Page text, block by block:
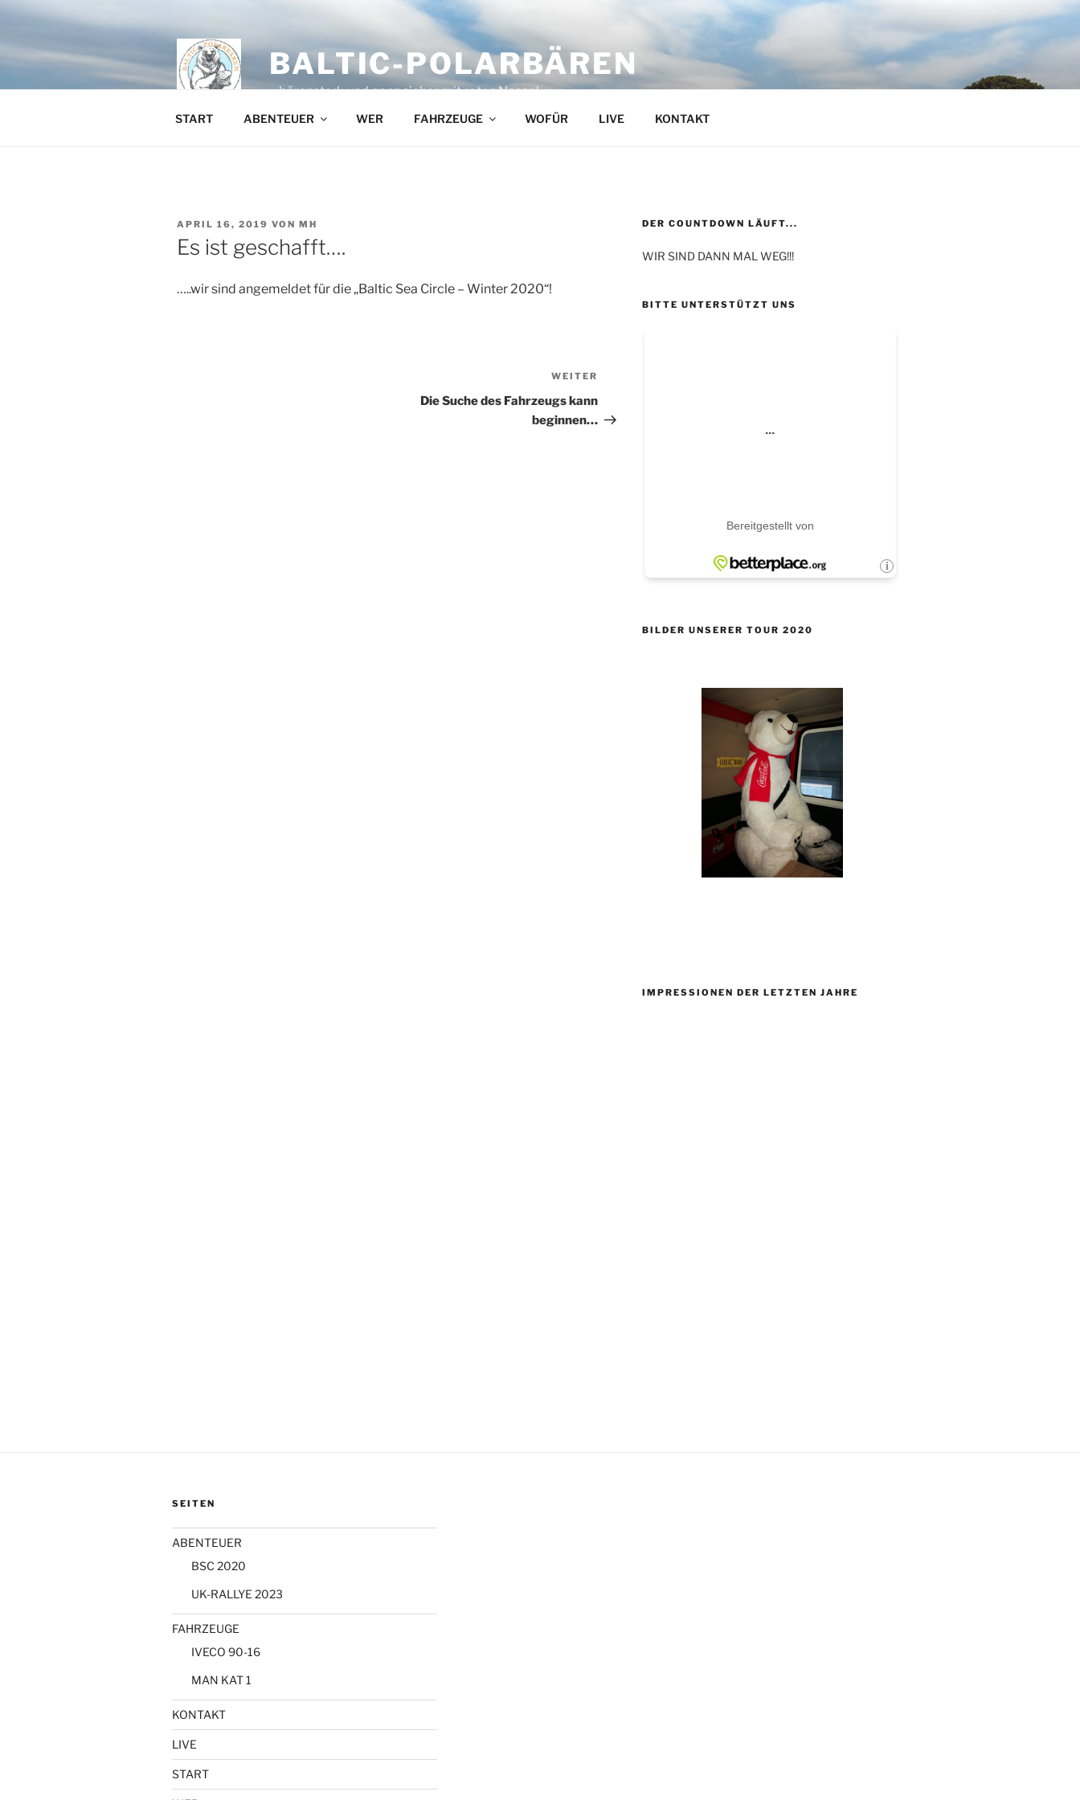
Zum
springen
BALTIC-POLARBÄREN
…bärenstark und ganz sicher mit roten Nasen!
START ABENTEUER WER FAHRZEUGE WOFÜR LIVE KONTAKT
VERÖFFENTLICHT
AM
APRIL 16, 2019 VON MH
Es ist geschafft….
…..wir sind angemeldet für die „Baltic Sea Circle – Winter 2020“!
Beitrag
WEITER
Die Suche des Fahrzeugs kann
beginnen…
DER COUNTDOWN LÄUFT...
WIR SIND DANN MAL WEG!!!
BITTE UNTERSTÜTZT UNS
BILDER UNSERER TOUR 2020
IMPRESSIONEN DER LETZTEN JAHRE
SEITEN
ABENTEUER
BSC 2020
UK-RALLYE 2023
FAHRZEUGE
IVECO 90-16
MAN KAT 1
KONTAKT
LIVE
START